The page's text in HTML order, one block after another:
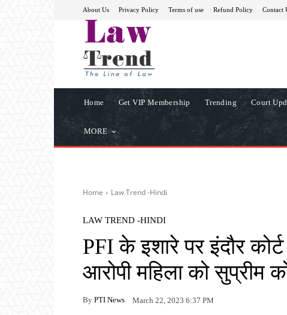
About Us Privacy Policy Terms of use Refund Policy Contact
Home Get VIP Membership Trending Court
MORE
Home Law Trend -Hindi
LAW TREND -HINDI
PFI के इशारे पर इंदौर
आरोपी महिला को सुप्रीम
By PTI News March 22, 2023 6:37 PM